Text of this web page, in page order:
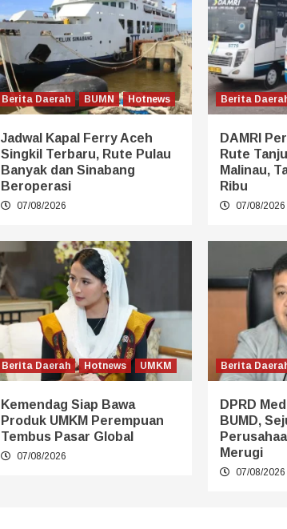
Berita Daerah BUMN Hotnews
Jadwal Kapal Ferry Aceh
Singkil Terbaru, Rute Pulau
Banyak dan Sinabang
Beroperasi
07/08/2026
Berita
DAMRI
Rute
Malinau,
Ribu
07/08/2026
Berita Daerah Hotnews UMKM
Kemendag Siap Bawa
Produk UMKM Perempuan
Tembus Pasar Global
07/08/2026
Berita
DPRD
BUMD,
Merugi
07/08/2026